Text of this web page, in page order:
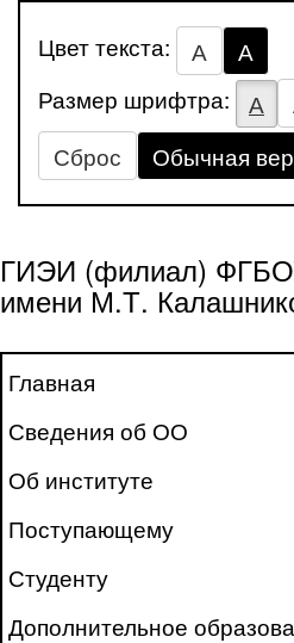
Цвет текста: А
А
Размер шрифтра:
А
Сброс
Обычная
ГИЭИ (филиал)
имени М.Т.
Главная
Сведения об ОО
Об институте
Поступающему
Студенту
Дополнительное